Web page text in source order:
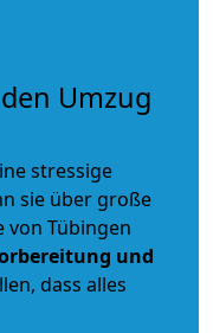
Umzug
stressige
sie über große
von Tübingen
und
dass alles